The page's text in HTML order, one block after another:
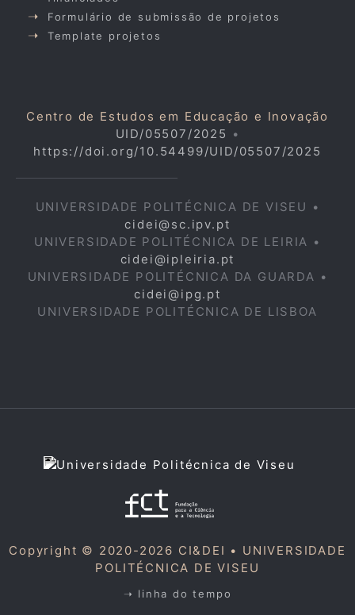
Formulário de submissão de projetos
Template projetos
Centro de Estudos em Educação e Inovação
UID/05507/2025 •
https://doi.org/10.54499/UID/05507/2025
UNIVERSIDADE POLITÉCNICA DE VISEU •
cidei@sc.ipv.pt
UNIVERSIDADE POLITÉCNICA DE LEIRIA •
cidei@ipleiria.pt
UNIVERSIDADE POLITÉCNICA DA GUARDA •
cidei@ipg.pt
UNIVERSIDADE POLITÉCNICA DE LISBOA
Copyright © 2020-2026 CI&DEI • UNIVERSIDADE
POLITÉCNICA DE VISEU
➝ linha do tempo